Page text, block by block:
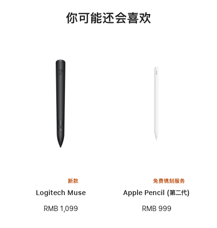
你可能还会喜欢
新款
Logitech Muse
RMB 1,099
免费镌刻服务
Apple Pencil (第二代)
RMB 999